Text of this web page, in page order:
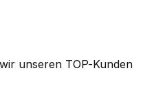
unseren TOP-Kunden